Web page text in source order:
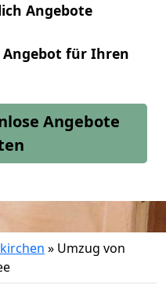
Angebote
Angebot für Ihren
Angebote
» Umzug von